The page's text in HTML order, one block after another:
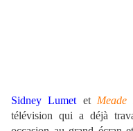
Sidney Lumet et Meade
télévision qui a déjà